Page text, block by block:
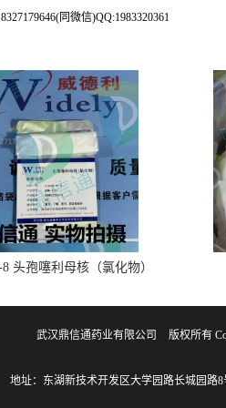
同微信)QQ:1983320361
8 头孢噻利母核（氯化物）
武汉鼎信通药业有限公司 版权所有
地址：东湖新技术开发区大学园路长城园路